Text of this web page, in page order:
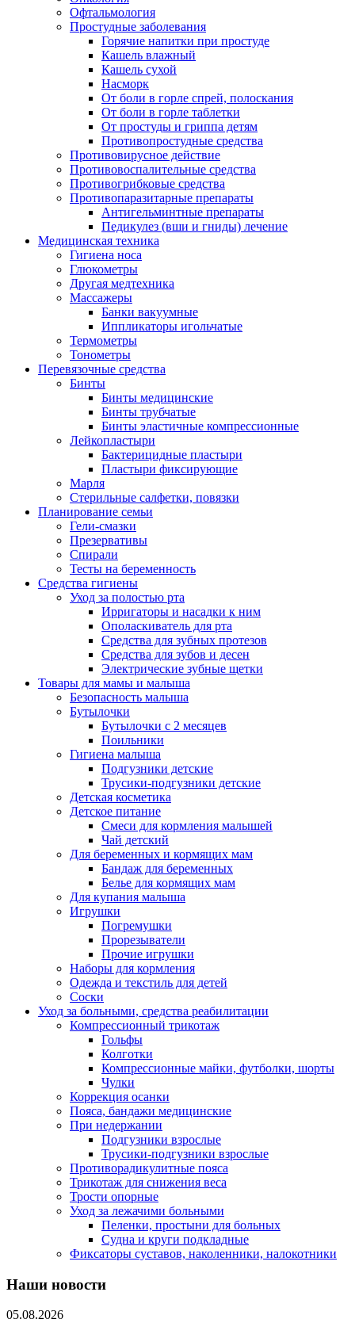
Офтальмология
Простудные заболевания
Горячие напитки при простуде
Кашель влажный
Кашель сухой
Насморк
От боли в горле спрей, полоскания
От боли в горле таблетки
От простуды и гриппа детям
Противопростудные средства
Противовирусное действие
Противовоспалительные средства
Противогрибковые средства
Противопаразитарные препараты
Антигельминтные препараты
Педикулез (вши и гниды) лечение
Медицинская техника
Гигиена носа
Глюкометры
Другая медтехника
Массажеры
Банки вакуумные
Иппликаторы игольчатые
Термометры
Тонометры
Перевязочные средства
Бинты
Бинты медицинские
Бинты трубчатые
Бинты эластичные компрессионные
Лейкопластыри
Бактерицидные пластыри
Пластыри фиксирующие
Марля
Стерильные салфетки, повязки
Планирование семьи
Гели-смазки
Презервативы
Спирали
Тесты на беременность
Средства гигиены
Уход за полостью рта
Ирригаторы и насадки к ним
Ополаскиватель для рта
Средства для зубных протезов
Средства для зубов и десен
Электрические зубные щетки
Товары для мамы и малыша
Безопасность малыша
Бутылочки
Бутылочки с 2 месяцев
Поильники
Гигиена малыша
Подгузники детские
Трусики-подгузники детские
Детская косметика
Детское питание
Смеси для кормления малышей
Чай детский
Для беременных и кормящих мам
Бандаж для беременных
Белье для кормящих мам
Для купания малыша
Игрушки
Погремушки
Прорезыватели
Прочие игрушки
Наборы для кормления
Одежда и текстиль для детей
Соски
Уход за больными, средства реабилитации
Компрессионный трикотаж
Гольфы
Колготки
Компрессионные майки, футболки, шорты
Чулки
Коррекция осанки
Пояса, бандажи медицинские
При недержании
Подгузники взрослые
Трусики-подгузники взрослые
Противорадикулитные пояса
Трикотаж для снижения веса
Трости опорные
Уход за лежачими больными
Пеленки, простыни для больных
Судна и круги подкладные
Фиксаторы суставов, наколенники, налокотники
Наши новости
05.08.2026